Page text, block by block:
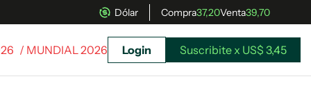
Dólar Compra37,20Venta39,70
/ MUNDIAL 2026 Login Suscribite x US$ 3,45